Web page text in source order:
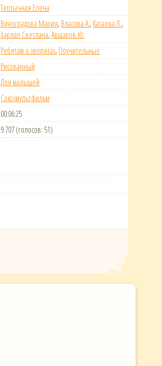
Тертычная Елена
Виноградова Мария,Власова А.,Катаева Л.,
Харлап Светлана,Авшаров Ю.
Ребятам о зверятах,Поучительные
Рисованный
Для малышей
Союзмультфильм
00:06:25
9.707 (голосов: 51)